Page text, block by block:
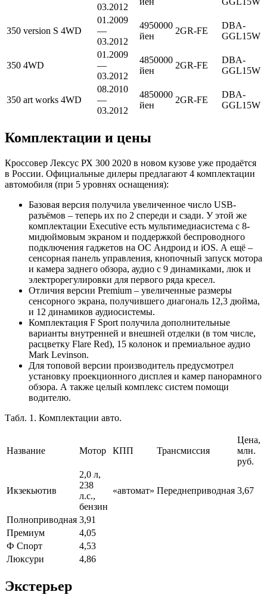
03.2012
350 version S 4WD
01.2009
—
03.2012
4950000
йен
2GR-FE
DBA-
GGL15W
350 4WD
01.2009
—
03.2012
4850000
йен
2GR-FE
DBA-
GGL15W
350 art works 4WD
08.2010
—
03.2012
4850000
йен
2GR-FE
DBA-
GGL15W
Комплектации и цены
Кроссовер Лексус РХ 300 2020 в новом кузове уже продаётся
в России. Официальные дилеры предлагают 4 комплектации
автомобиля (при 5 уровнях оснащения):
Базовая версия получила увеличенное число USB-
разъёмов – теперь их по 2 спереди и сзади. У этой же
комплектации Executive есть мультимедиасистема с 8-
мидюймовым экраном и поддержкой беспроводного
подключения гаджетов на ОС Андроид и iOS. А ещё –
сенсорная панель управления, кнопочный запуск мотора
и камера заднего обзора, аудио с 9 динамиками, люк и
электрорегулировки для первого ряда кресел.
Отличия версии Premium – увеличенные размеры
сенсорного экрана, получившего диагональ 12,3 дюйма,
и 12 динамиков аудиосистемы.
Комплектация F Sport получила дополнительные
варианты внутренней и внешней отделки (в том числе,
расцветку Flare Red), 15 колонок и премиальное аудио
Mark Levinson.
Для топовой версии производитель предусмотрел
установку проекционного дисплея и камер панорамного
обзора. А также целый комплекс систем помощи
водителю.
Табл. 1. Комплектации авто.
Название Мотор КПП Трансмиссия
Цена,
млн.
руб.
Икзекьютив
2,0 л,
238
л.с.,
бензин
«автомат» Переднеприводная 3,67
Полноприводная 3,91
Премиум
4,05
Ф Спорт
4,53
Люксури
4,86
Экстерьер